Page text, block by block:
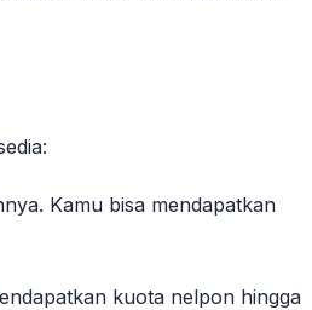
Kamu bisa mendapatkan
kuota nelpon hingga